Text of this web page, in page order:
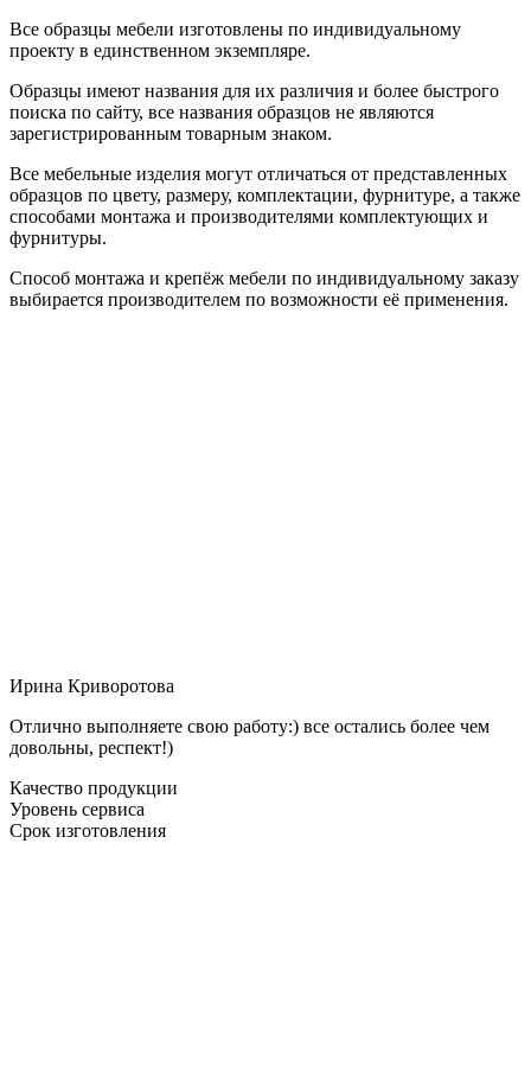
Все образцы мебели изготовлены по индивидуальному
проекту в единственном экземпляре.
Образцы имеют названия для их различия и более быстрого
поиска по сайту, все названия образцов не являются
зарегистрированным товарным знаком.
Все мебельные изделия могут отличаться от представленных
образцов по цвету, размеру, комплектации, фурнитуре, а также
способами монтажа и производителями комплектующих и
фурнитуры.
Способ монтажа и крепёж мебели по индивидуальному заказу
выбирается производителем по возможности её применения.
Ирина Криворотова
Отлично выполняете свою работу:) все остались более чем
довольны, респект!)
Качество продукции
Уровень сервиса
Срок изготовления